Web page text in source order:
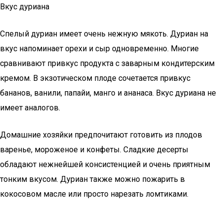
Вкус дуриана
Спелый дуриан имеет очень нежную мякоть. Дуриан на
вкус напоминает орехи и сыр одновременно. Многие
сравнивают привкус продукта с заварным кондитерским
кремом. В экзотическом плоде сочетается привкус
бананов, ванили, папайи, манго и ананаса. Вкус дуриана не
имеет аналогов.
Домашние хозяйки предпочитают готовить из плодов
варенье, мороженое и конфеты. Сладкие десерты
обладают нежнейшей консистенцией и очень приятным
тонким вкусом. Дуриан также можно пожарить в
кокосовом масле или просто нарезать ломтиками.